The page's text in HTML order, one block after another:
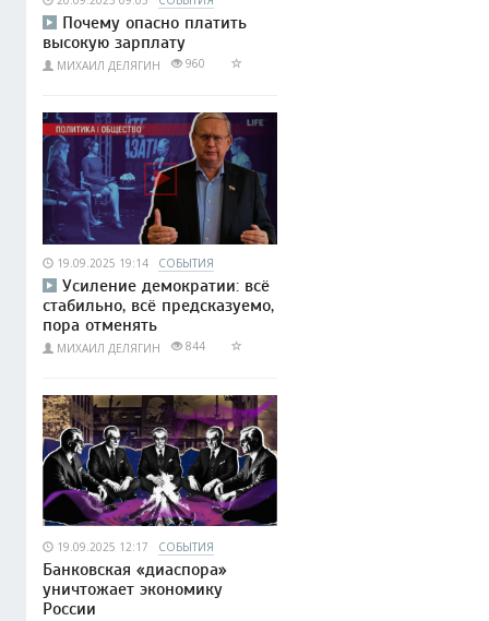
Почему опасно платить
высокую зарплату
МИХАИЛ ДЕЛЯГИН 960
19.09.2025 19:14 СОБЫТИЯ
Усиление демократии: всё
стабильно, всё предсказуемо,
пора отменять
МИХАИЛ ДЕЛЯГИН 844
19.09.2025 12:17 СОБЫТИЯ
Банковская «диаспора»
уничтожает экономику
России